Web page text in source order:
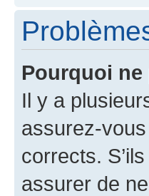
Pourquoi
Il y a
assurez-
corrects.
assurer de